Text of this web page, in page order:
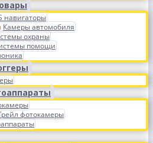
навигаторы
Камеры автомобиля
охраны
помощи
фотокамеры